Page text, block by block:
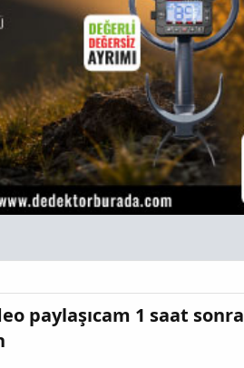
paylaşıcam 1 saat sonra